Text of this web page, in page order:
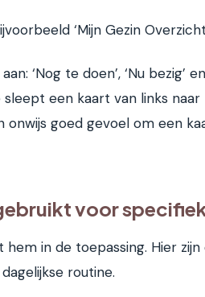
‘Mijn Gezin
‘Nog te doen’, ‘Nu bezig’
sleept een kaart van links
goed gevoel om een
voor
in de toepassing. Hier
routine.